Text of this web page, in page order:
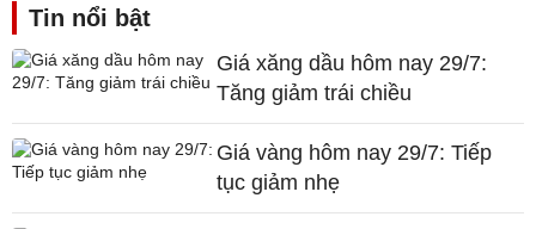
Tin nổi bật
Giá xăng dầu hôm nay 29/7:
Tăng giảm trái chiều
Giá vàng hôm nay 29/7: Tiếp
tục giảm nhẹ